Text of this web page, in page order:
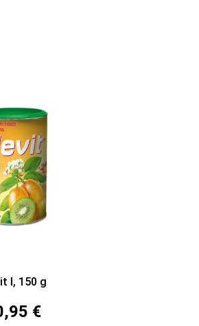
l, 150 g
€